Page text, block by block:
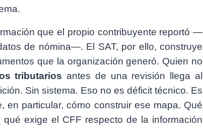
que el propio contribuyente reportó —
de nómina—. El SAT, por ello, construye
que la organización generó. Quien no
tributarios antes de una revisión llega al
Sin sistema. Eso no es déficit técnico. Es
en particular, cómo construir ese mapa. Qué
exige el CFF respecto de la información